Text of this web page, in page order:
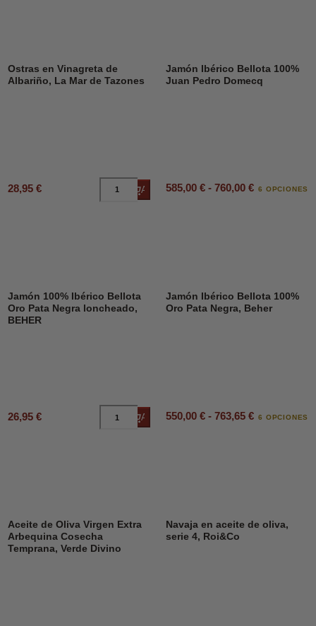
Ostras en Vinagreta de
Albariño, La Mar de Tazones
28,95 € Añadir al carrito
Jamón Ibérico Bellota 100%
Juan Pedro Domecq
585,00 € - 760,00 € 6 OPCIONES
Jamón 100% Ibérico Bellota
Oro Pata Negra loncheado,
BEHER
26,95 € Añadir al carrito
Jamón Ibérico Bellota 100%
Oro Pata Negra, Beher
550,00 € - 763,65 € 6 OPCIONES
DESCUENTO45%
Aceite de Oliva Virgen Extra
Arbequina Cosecha
Temprana, Verde Divino
Navaja en aceite de oliva,
serie 4, Roi&Co